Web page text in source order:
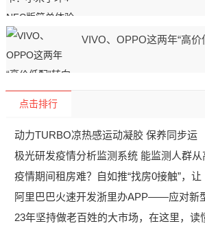
VIVO、OPPO这两年“高价
点击排行
动力TURBO凉热感运动凝胶 保养同步运
极光研发疫情分析监测系统 能监测人群从
疫情期间租房难？自如推“找房0接触”，让
阿里巴巴火速开发浙里办APP——应对新
23年坚持做老百姓的大市场，在这里，读